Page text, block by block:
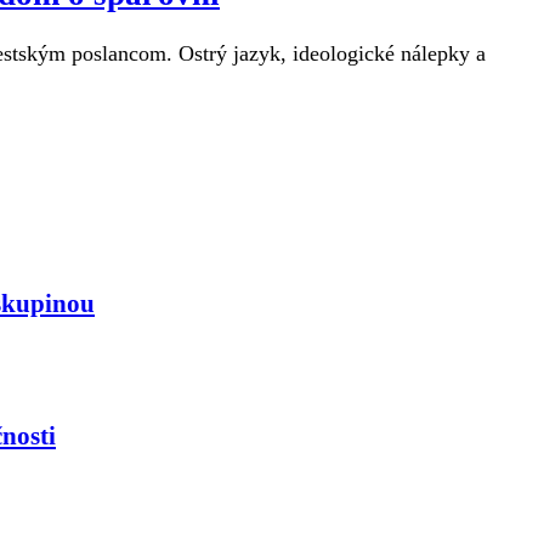
poslancom. Ostrý jazyk, ideologické nálepky a